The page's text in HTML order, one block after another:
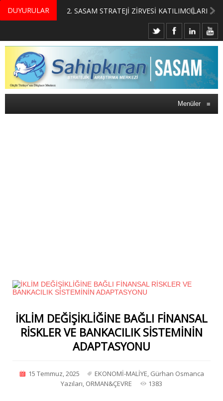
DUYURULAR
MERKEZİMİZ BÜNYESİNDE YETİŞTİRİLMEK ÜZERE GÖNÜLLÜ ÜLKE MASASI UZMANI VE UZMAN ADAYLARI ARIYORUZ 2. SASAM STRATEJİ ZİRVESİ KATILIMCILARI BELLİ OLDU
Menüler ≡
İKLİM DEĞİŞİKLİĞİNE BAĞLI FİNANSAL
RİSKLER VE BANKACILIK SİSTEMİNİN
ADAPTASYONU
15 Temmuz, 2025 EKONOMİ-MALİYE Gürhan Osmanca
Yazıları ORMAN&ÇEVRE 1383